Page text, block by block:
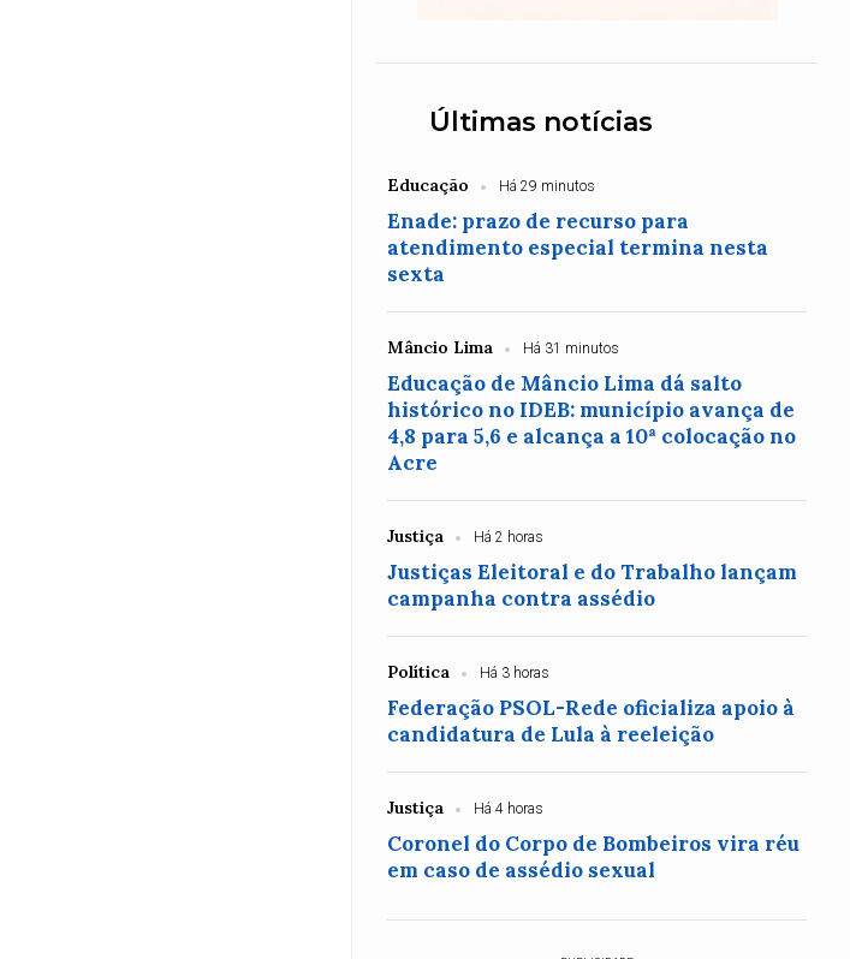
Últimas notícias
Educação Há 29 minutos
Enade: prazo de recurso para
atendimento especial termina nesta
sexta
Mâncio Lima Há 31 minutos
Educação de Mâncio Lima dá salto
histórico no IDEB: município avança de
4,8 para 5,6 e alcança a 10ª colocação no
Acre
Justiça Há 2 horas
Justiças Eleitoral e do Trabalho lançam
campanha contra assédio
Política Há 3 horas
Federação PSOL-Rede oficializa apoio à
candidatura de Lula à reeleição
Justiça Há 4 horas
Coronel do Corpo de Bombeiros vira réu
em caso de assédio sexual